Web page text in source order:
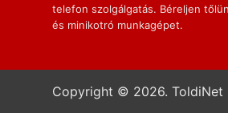
telefon szolgálgatás. Béreljen
és minikotró munkagépet.
Copyright © 2026. ToldiNet